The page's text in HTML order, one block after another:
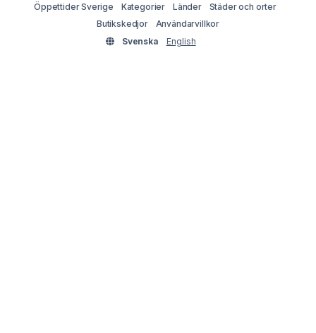
Öppettider Sverige
Kategorier Länder
Städer och orter
Butikskedjor
Användarvillkor
Svenska
English